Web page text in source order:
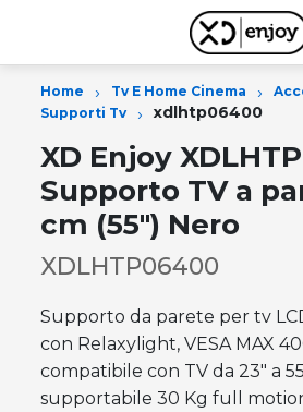
Home › Tv E Home Cinema ›
Supporti Tv › xdlhtp06400
XD Enjoy
Supporto TV a
cm (55") Nero
XDLHTP06400
Supporto da parete per tv
con Relaxylight, VESA MAX
compatibile con TV da 23" a
supportabile 30 Kg full